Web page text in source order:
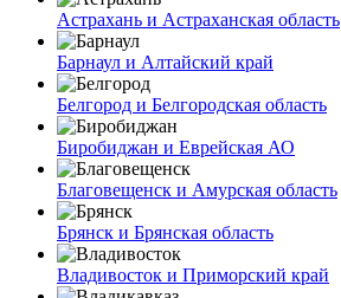
Астрахань и Астраханская область
Барнаул и Алтайский край
Белгород и Белгородская область
Биробиджан и Еврейская АО
Благовещенск и Амурская область
Брянск и Брянская область
Владивосток и Приморский край